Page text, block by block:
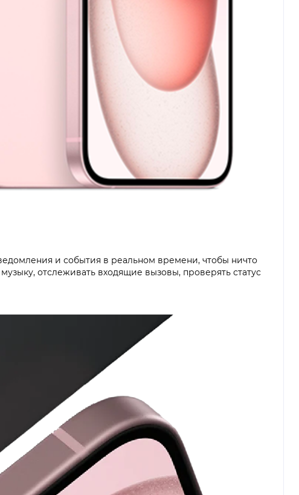
и события в реальном времени, чтобы ничто
отслеживать входящие вызовы, проверять статус